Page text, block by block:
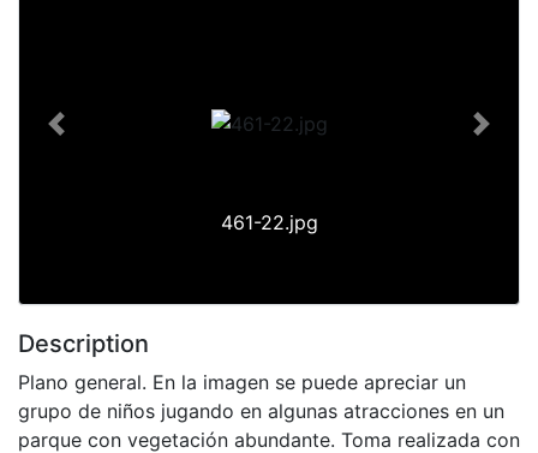
461-22.jpg
Previous Next
Description
Plano general. En la imagen se puede apreciar un
grupo de niños jugando en algunas atracciones en un
parque con vegetación abundante. Toma realizada con